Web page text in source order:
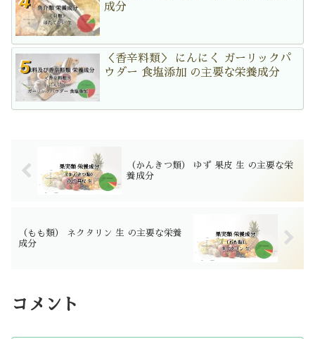
成分
＜香辛料類＞ にんにく ガーリックパ
ウダー 食塩添加 の主要な栄養成分
（かんきつ類） ゆず 果皮 生 の主要な栄
養成分
（もも類） ネクタリン 生 の主要な栄養
成分
コメント